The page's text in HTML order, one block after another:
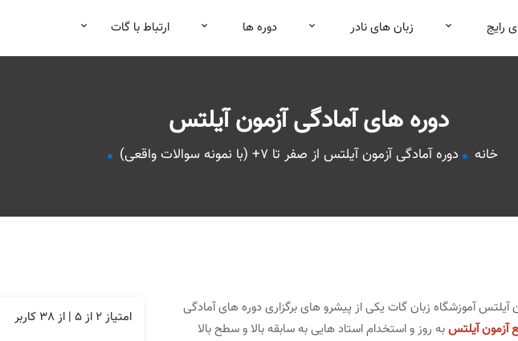
رایج زبان های نادر دوره ها ارتباط با گات
دوره های آمادگی آزمون آیلتس
خانه دوره آمادگی آزمون آیلتس از صفر تا ۷+ (با نمونه سوالات واقعی)
آیلتس آموزشگاه زبان گات یکی از پیشرو های برگزاری دوره های آمادگی
آزمون آیلتسبه روز و استخدام استاد هایی به سابقه بالا و سطح بالا
امتیاز2 از5 | از38 کاربر